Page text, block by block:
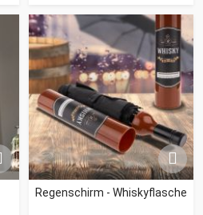
Regenschirm - Whiskyflasche